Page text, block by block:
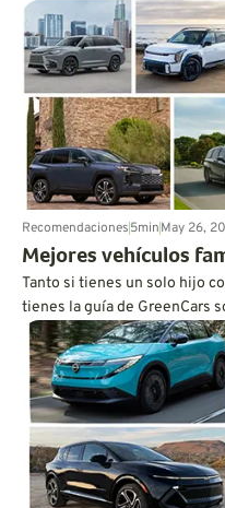
the pump.
Recomendaciones5minMay 26,
Mejores vehículos
Tanto si tienes un solo hijo
tienes la guía de GreenCars
ecológicos para familias de
madre de tres hijos.